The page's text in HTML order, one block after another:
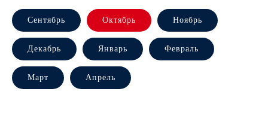
Сентябрь Октябрь Ноябрь
Декабрь Январь Февраль
Март Апрель